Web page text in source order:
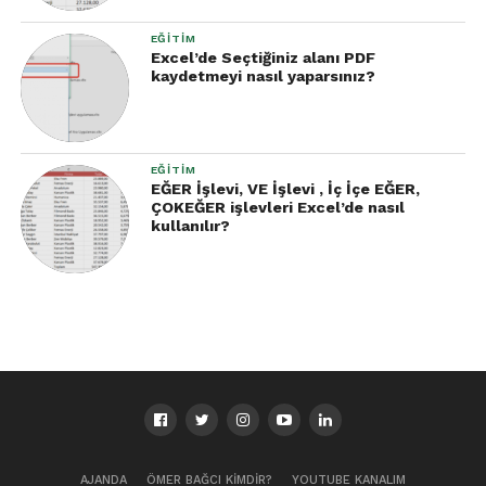
EĞITIM
Excel’de Seçtiğiniz alanı PDF
kaydetmeyi nasıl yaparsınız?
EĞITIM
EĞER İşlevi, VE İşlevi , İç İçe EĞER,
ÇOKEĞER işlevleri Excel’de nasıl
kullanılır?
AJANDA ÖMER BAĞCI KIMDIR? YOUTUBE KANALIM